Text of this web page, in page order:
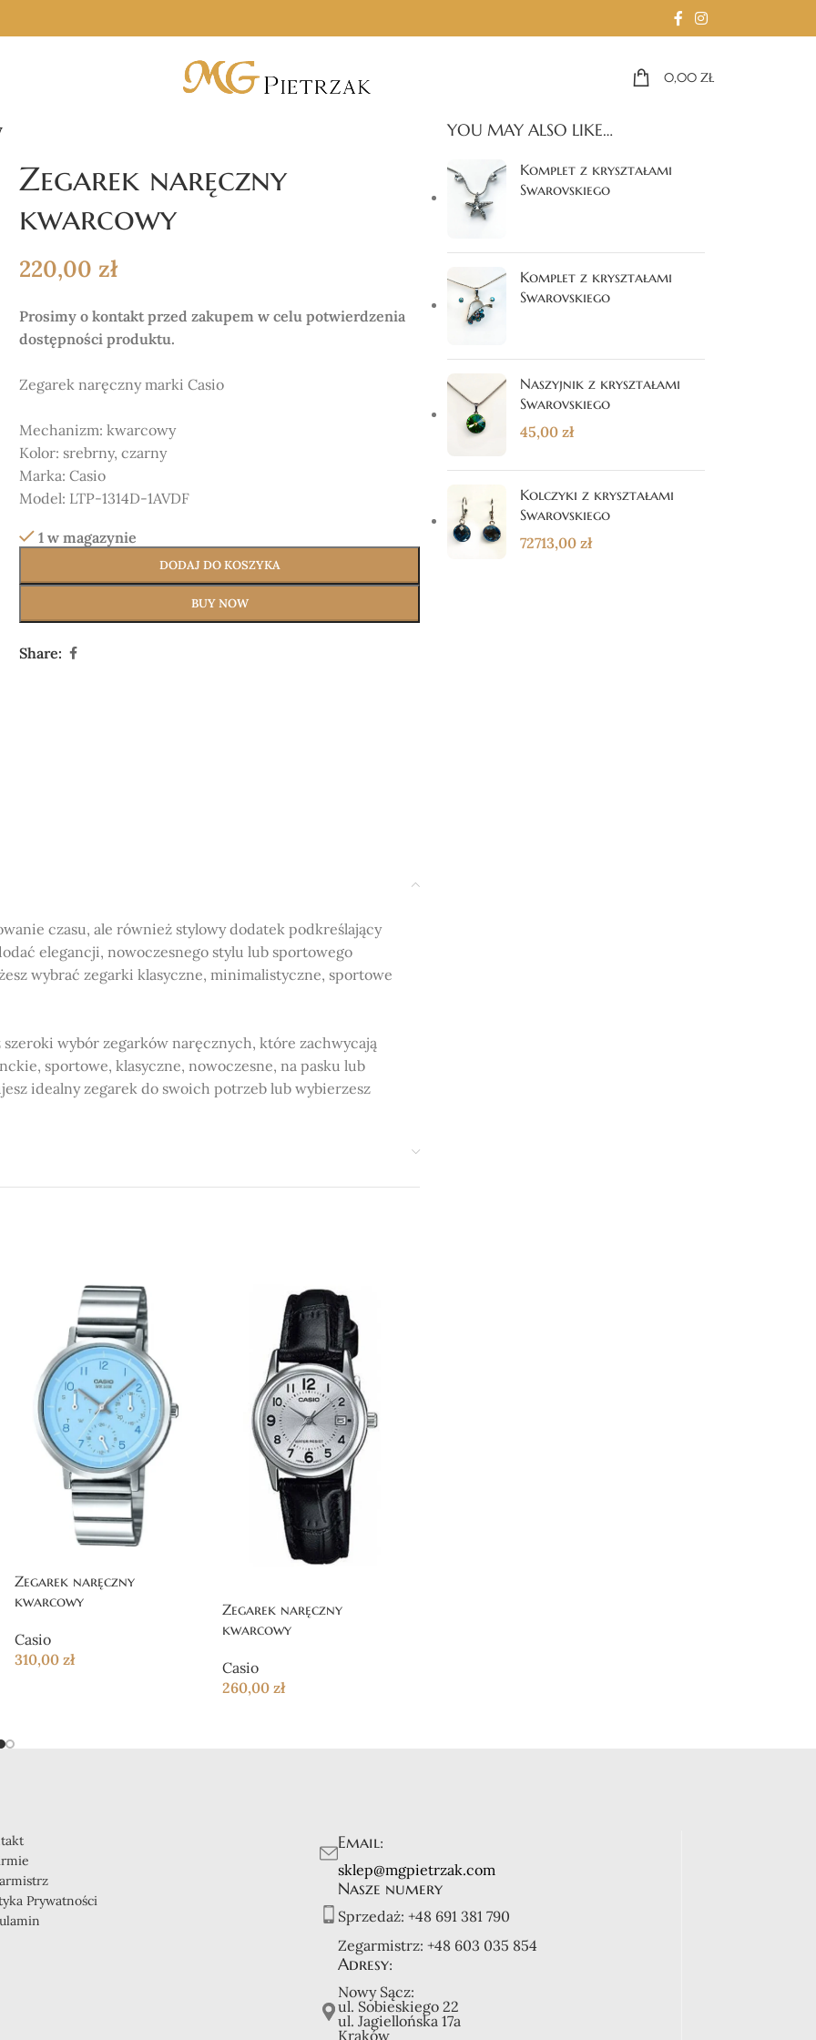
0,00 ZŁ
Zegarek naręczny
kwarcowy
220,00 zł
Prosimy o kontakt przed zakupem w celu potwierdzenia
dostępności produktu.
Zegarek naręczny marki Casio
Mechanizm:kwarcowy
Kolor: srebrny, czarny
Marka:Casio
Model: LTP-1314D-1AVDF
1 w magazynie
DODAJ DO KOSZYKA
BUY NOW
Share:
czasu, ale również stylowy dodatek podkreślający
elegancji, nowoczesnego stylu lub sportowego
wybrać zegarki klasyczne, minimalistyczne, sportowe
wybór zegarków naręcznych, które zachwycają
sportowe, klasyczne, nowoczesne, na pasku lub
idealny zegarek do swoich potrzeb lub wybierzesz
o różnych wzorach, kolorach i stylach.
stylowe zegarki są dostępne dla każdego.
Zegarek naręczny
kwarcowy
Casio
310,00zł
Zegarek naręczny
kwarcowy
Casio
260,00 zł
YOU MAY ALSO LIKE…
Komplet z kryształami
Swarovskiego
Komplet z kryształami
Swarovskiego
Naszyjnik z kryształami
Swarovskiego
45,00 zł
Kolczyki z kryształami
Swarovskiego
72713,00 zł
Prywatności
Email:
sklep@mgpietrzak.com
Nasze numery
Sprzedaż: +48 691 381 790
Zegarmistrz: +48 603 035 854
Adresy:
Nowy Sącz:
ul. Sobieskiego 22
ul. Jagiellońska 17a
Kraków